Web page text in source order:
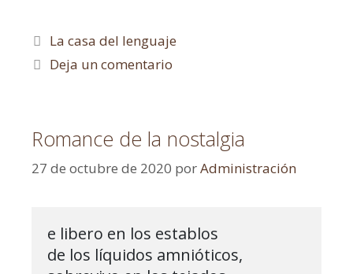
La casa del lenguaje
Deja un comentario
Romance de la nostalgia
27 de octubre de 2020 porAdministración
e libero en los establos
de los líquidos amnióticos,